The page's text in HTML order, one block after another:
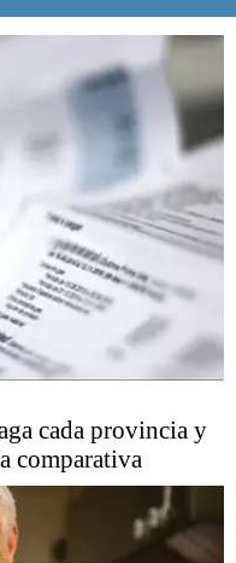
cada provincia y
comparativa